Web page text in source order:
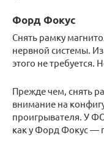
Форд Фокус
Снять рамку
нервной системы.
этого не
Прежде чем, снять
внимание на
проигрывателя. У
как у Форд Фокус —